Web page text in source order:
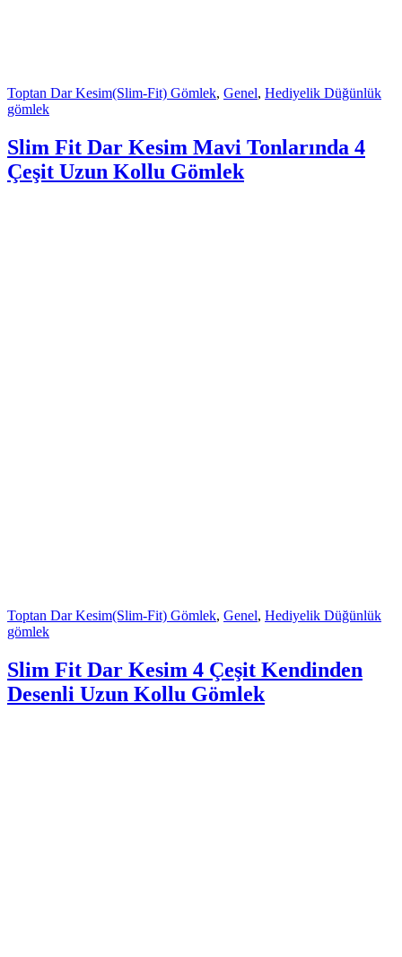
Toptan Dar Kesim(Slim-Fit) Gömlek, Genel, Hediyelik Düğünlük
gömlek
Slim Fit Dar Kesim Mavi Tonlarında 4
Çeşit Uzun Kollu Gömlek
Toptan Dar Kesim(Slim-Fit) Gömlek, Genel, Hediyelik Düğünlük
gömlek
Slim Fit Dar Kesim 4 Çeşit Kendinden
Desenli Uzun Kollu Gömlek